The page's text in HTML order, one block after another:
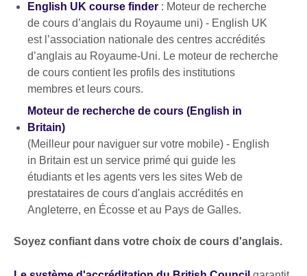
English UK course finder : Moteur de recherche
de cours d’anglais du Royaume uni) - English UK
est l’association nationale des centres accrédités
d’anglais au Royaume-Uni. Le moteur de recherche
de cours contient les profils des institutions
membres et leurs cours.
Moteur de recherche de cours (English in
Britain)
(Meilleur pour naviguer sur votre mobile) - English
in Britain est un service primé qui guide les
étudiants et les agents vers les sites Web de
prestataires de cours d'anglais accrédités en
Angleterre, en Écosse et au Pays de Galles.
Soyez confiant dans votre choix de cours d'anglais.